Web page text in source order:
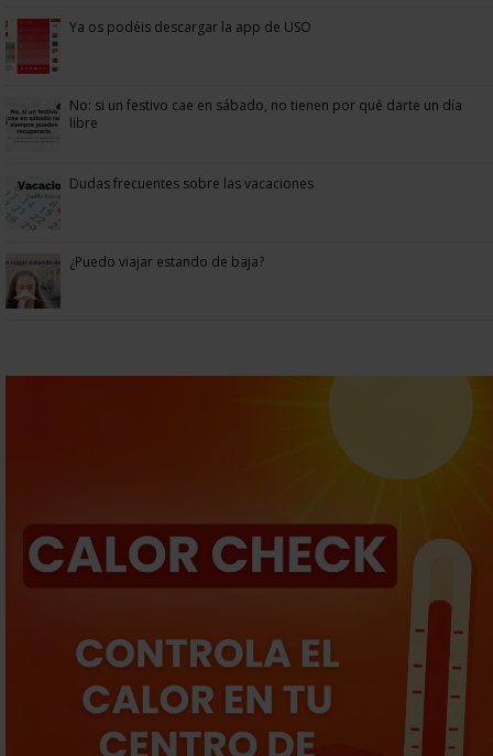
Ya os podéis descargar la app de USO
No: si un festivo cae en sábado, no tienen por qué darte un día
libre
Dudas frecuentes sobre las vacaciones
¿Puedo viajar estando de baja?